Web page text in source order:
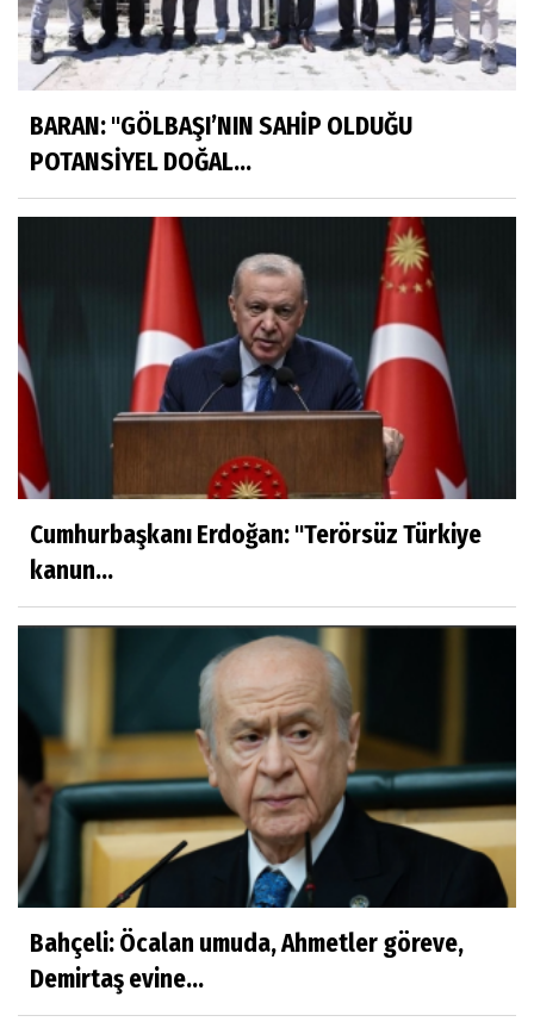
BARAN: "GÖLBAŞI’NIN SAHİP OLDUĞU
POTANSİYEL DOĞAL...
Cumhurbaşkanı Erdoğan: ''Terörsüz Türkiye
kanun...
Bahçeli: Öcalan umuda, Ahmetler göreve,
Demirtaş evine...